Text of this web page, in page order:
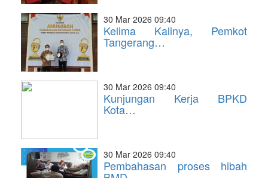
30 Mar 2026 09:40
Kelima Kalinya, Pemkot
Tangerang…
30 Mar 2026 09:40
Kunjungan Kerja BPKD
Kota…
30 Mar 2026 09:40
Pembahasan proses hibah